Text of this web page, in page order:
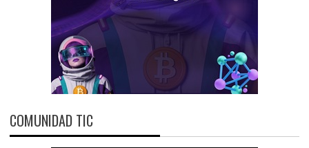
COMUNIDAD TIC